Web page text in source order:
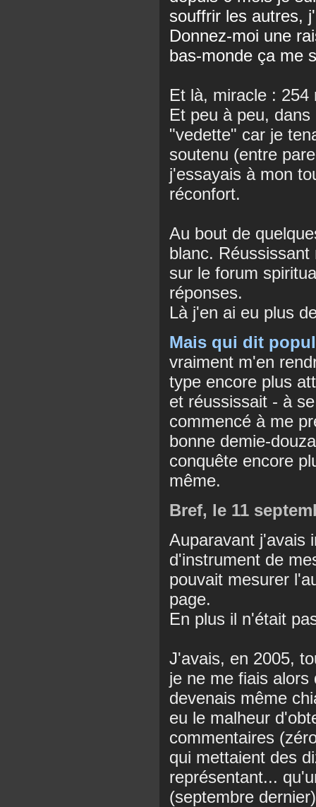
souffrir les autres,
Donnez-moi une
bas-monde ça me
Et là, miracle : 254
Et peu à peu,
"vedette" car je
soutenu (entre
j'essayais à mon
réconfort.
Au bout de
blanc.
sur le forum
réponses.
Là j'en ai eu plus
Mais qui dit
vraiment m'en
type encore plus
et réussissait - à
commencé à me
bonne demie-
conquête encore
même.
Bref, le 11
Auparavant j'avais
d'instrument de
pouvait mesurer
page.
En plus il n'était
J'avais, en 2005,
je ne me fiais
devenais même
eu le malheur
commentaires
qui mettaient des
représentant...
(septembre